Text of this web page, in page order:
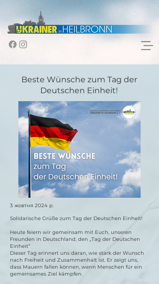
Beste Wünsche zum Tag der
Deutschen Einheit!
3 жовтня 2024 р.
Solidarische Grüße zum Tag der Deutschen Einheit!
Heute feiern wir gemeinsam mit Euch, unseren
Freunden in Deutschland, den „Tag der Deutschen
Einheit“
Dieser Tag erinnert uns daran, wie stark der Wunsch
nach Freiheit und Zusammenhalt ist. Er zeigt uns,
dass Mauern fallen können, wenn Menschen für ein
gemeinsames Ziel kämpfen.